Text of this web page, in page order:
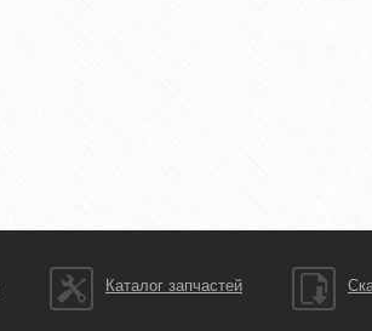
Каталог запчастей